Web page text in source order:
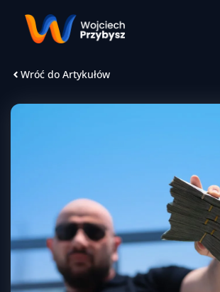
Wróć do Artykułów